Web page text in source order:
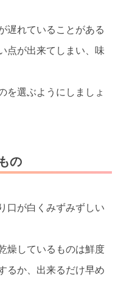
遅れていることがある
点が出来てしまい、味
を選ぶようにしましょ
の
口が白くみずみずしい
燥しているものは鮮度
るか、出来るだけ早め